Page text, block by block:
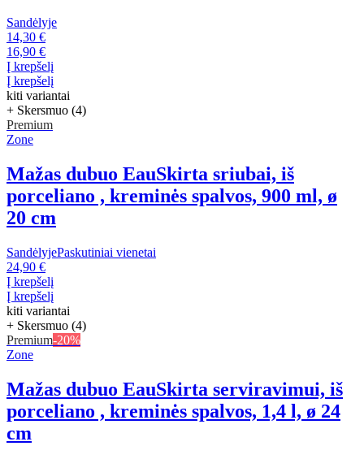
Sandėlyje
14,30 €
16,90 €
Į krepšelį
Į krepšelį
kiti variantai
+ Skersmuo (4)
Premium
Zone
Mažas dubuo EauSkirta sriubai, iš
porceliano , kreminės spalvos, 900 ml, ø
20 cm
SandėlyjePaskutiniai vienetai
24,90 €
Į krepšelį
Į krepšelį
kiti variantai
+ Skersmuo (4)
Premium-20%
Zone
Mažas dubuo EauSkirta serviravimui, iš
porceliano , kreminės spalvos, 1,4 l, ø 24
cm